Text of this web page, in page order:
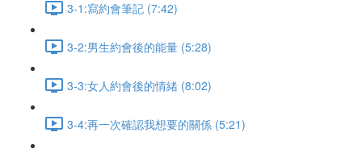
3-1:寫約會筆記 (7:42)
3-2:男生約會後的能量 (5:28)
3-3:女人約會後的情緒 (8:02)
3-4:再一次確認我想要的關係 (5:21)